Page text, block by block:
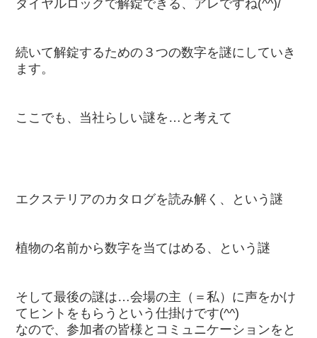
ダイヤルロックで解錠できる、アレですね(^^)/
続いて解錠するための３つの数字を謎にしていき
ます。
ここでも、当社らしい謎を…と考えて
エクステリアのカタログを読み解く、という謎
植物の名前から数字を当てはめる、という謎
そして最後の謎は…会場の主（＝私）に声をかけ
てヒントをもらうという仕掛けです(^^)
なので、参加者の皆様とコミュニケーションをと